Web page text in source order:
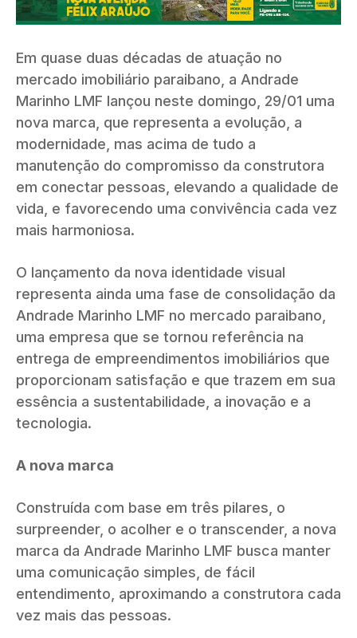
Em quase duas décadas de atuação no
mercado imobiliário paraibano, a Andrade
Marinho LMF lançou neste domingo, 29/01 uma
nova marca, que representa a evolução, a
modernidade, mas acima de tudo a
manutenção do compromisso da construtora
em conectar pessoas, elevando a qualidade de
vida, e favorecendo uma convivência cada vez
mais harmoniosa.
O lançamento da nova identidade visual
representa ainda uma fase de consolidação da
Andrade Marinho LMF no mercado paraibano,
uma empresa que se tornou referência na
entrega de empreendimentos imobiliários que
proporcionam satisfação e que trazem em sua
essência a sustentabilidade, a inovação e a
tecnologia.
A nova marca
Construída com base em três pilares, o
surpreender, o acolher e o transcender, a nova
marca da Andrade Marinho LMF busca manter
uma comunicação simples, de fácil
entendimento, aproximando a construtora cada
vez mais das pessoas.